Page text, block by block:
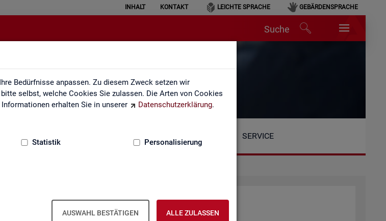
Bedürfnisse anpassen. Zu diesem Zweck setzen wir
selbst, welche Cookies Sie zulassen. Die Arten von Cookies
erhalten Sie in unserer
Datenschutzerklärung.
Statistik Personalisierung
AUSWAHL BESTÄTIGEN ALLE ZULASSEN
INHALT KONTAKT LEICHTE SPRACHE GEBÄRDENSPRACHE
Suche
angewendet
SERVICE
an­ge­wen­det